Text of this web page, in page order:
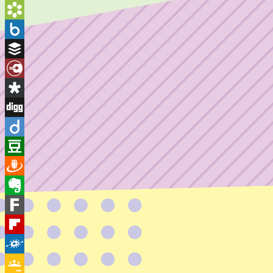
BlogMarks
Bookmarks.fr
Box.net
Buffer
Diary.Ru
Diaspora
Digg
Diigo
Douban
Draugiem
Evernote
Fark
Flipboard
Folkd